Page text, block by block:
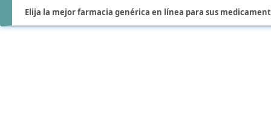
Elija la mejor farmacia genérica en línea para sus